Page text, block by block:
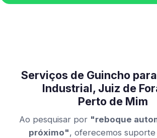
Serviços de Guincho
Industrial, Juiz de
Perto de Mim
Ao pesquisar por "reboque
próximo", oferecemos